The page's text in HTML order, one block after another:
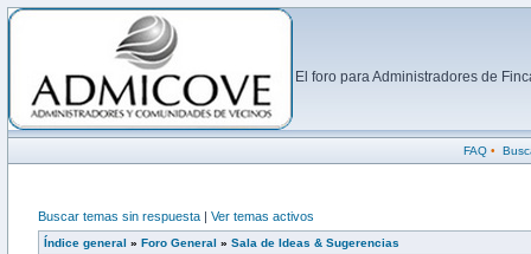
El foro para Administradores de
FAQ•
Buscar temas sin respuesta | Ver temas activos
Índice general » Foro General » Sala de Ideas & Sugerencias